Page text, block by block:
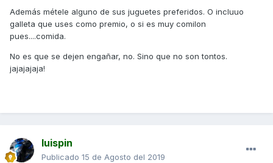
Además métele alguno de sus juguetes preferidos. O incluuo
galleta que uses como premio, o si es muy comilon
pues....comida.
No es que se dejen engañar, no. Sino que no son tontos.
jajajajaja!
luispin
Publicado 15 de Agosto del 2019